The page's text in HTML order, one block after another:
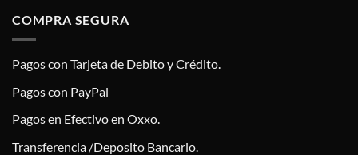
COMPRA SEGURA
Pagos con Tarjeta de Debito y Crédito.
Pagos con PayPal
Pagos en Efectivo en Oxxo.
Transferencia /Deposito Bancario.